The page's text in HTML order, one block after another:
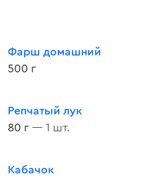
Фарш домашний
500 г
Репчатый лук
80 г — 1 шт.
Кабачок